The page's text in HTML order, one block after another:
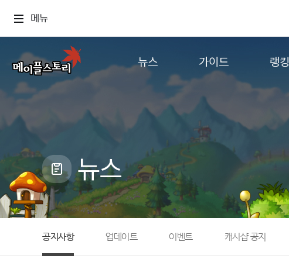
메뉴
뉴스
공지사항
업데이트
캐시샵 공지
메이플 알림판
with maple
가이드
게임정보
직업소개
확률형 아이템
NEXON NOW
랭킹
컨텐츠
뉴스
공지사항 업데이트 이벤트 캐시샵 공지